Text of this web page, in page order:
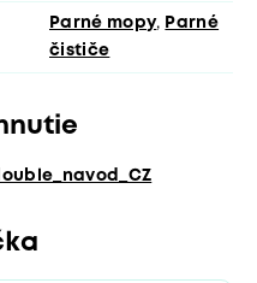
Parné mopy, Parné
čističe